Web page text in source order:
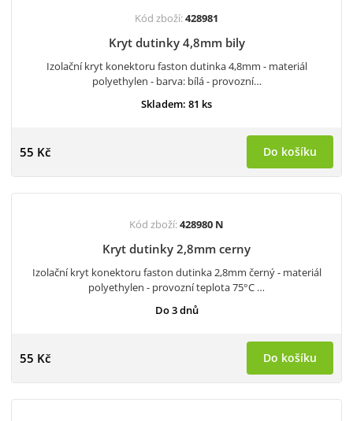
Kód zboží:428981
Kryt dutinky 4,8mm bily
Izolační kryt konektoru faston dutinka 4,8mm - materiál
polyethylen - barva: bílá - provozní…
Skladem: 81 ks
55 Kč Do košíku
Kód zboží:428980 N
Kryt dutinky 2,8mm cerny
Izolační kryt konektoru faston dutinka 2,8mm černý - materiál
polyethylen - provozní teplota 75°C …
Do 3 dnů
55 Kč Do košíku